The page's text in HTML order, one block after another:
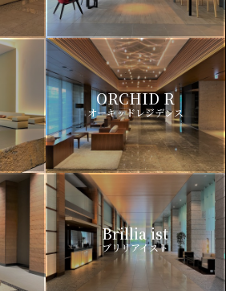
ORCHID R
オーキッドレジデンス
Brillia ist
ブリリアイスト